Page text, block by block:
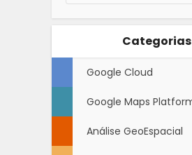
Categorias
Google Cloud
Google Maps
Análise GeoEspacial